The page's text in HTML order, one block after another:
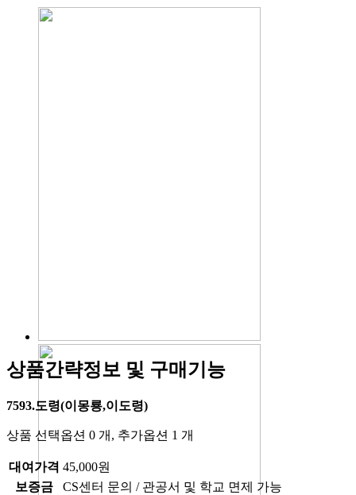
상품간략정보 및 구매기능
7593.도령(이몽룡,이도령)
상품 선택옵션 0 개, 추가옵션 1 개
대여가격 45,000원
보증금
CS센터 문의 / 관공서 및 학교 면제 가능